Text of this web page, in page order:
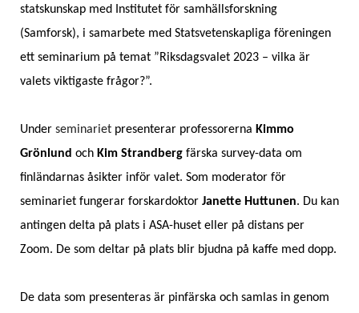
statskunskap med Institutet för samhällsforskning
(Samforsk), i samarbete med Statsvetenskapliga föreningen
ett seminarium på temat ”Riksdagsvalet 2023 – vilka är
valets viktigaste frågor?”.
Under seminariet presenterar professorerna Kimmo
Grönlund och Kim Strandberg färska survey-data om
finländarnas åsikter inför valet. Som moderator för
seminariet fungerar forskardoktor Janette Huttunen. Du kan
antingen delta på plats i ASA-huset eller på distans per
Zoom. De som deltar på plats blir bjudna på kaffe med dopp.
De data som presenteras är pinfärska och samlas in genom